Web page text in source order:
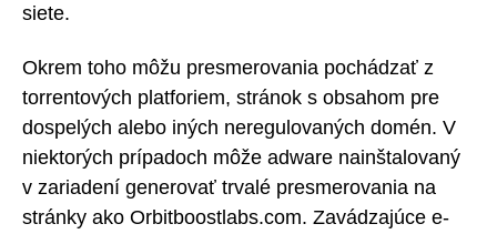
siete.
Okrem toho môžu presmerovania pochádzať z
torrentových platforiem, stránok s obsahom pre
dospelých alebo iných neregulovaných domén. V
niektorých prípadoch môže adware nainštalovaný
v zariadení generovať trvalé presmerovania na
stránky ako Orbitboostlabs.com. Zavádzajúce e-